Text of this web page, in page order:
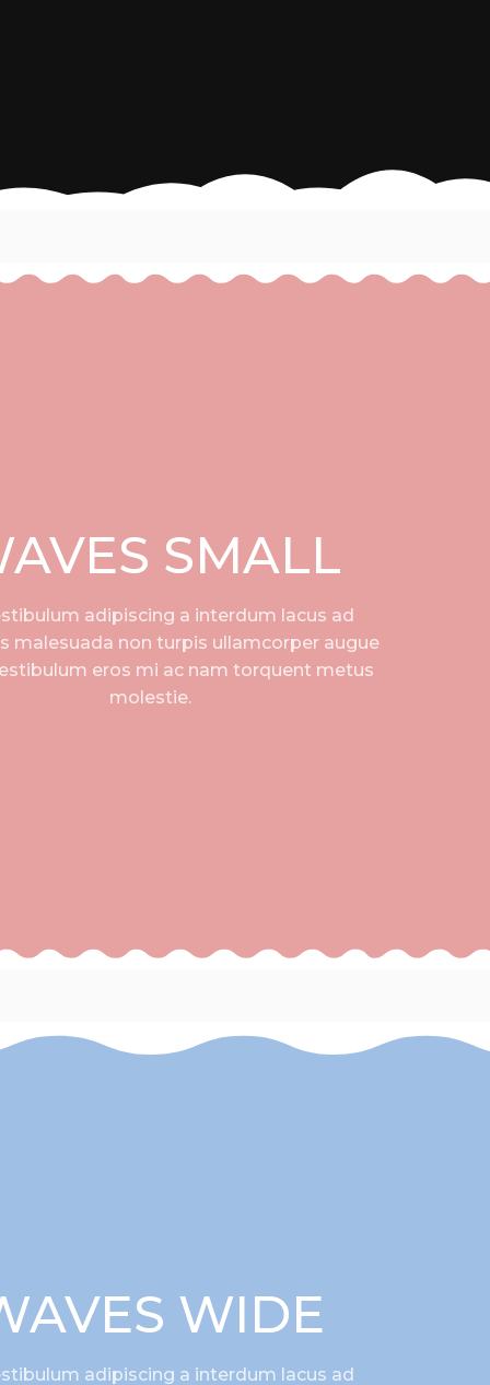
SMALL
adipiscing a interdum lacus ad
malesuada non turpis ullamcorper augue
eros mi ac nam torquent metus
molestie.
WIDE
adipiscing a interdum lacus ad